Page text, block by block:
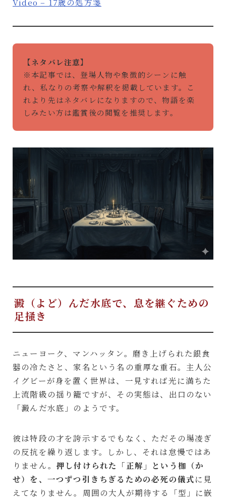
【ネタバレ注意】
※本記事では、登場人物や象徴的シーンに触
れ、私なりの考察や解釈を掲載しています。こ
れより先はネタバレになりますので、物語を楽
しみたい方は鑑賞後の閲覧を推奨します。
澱（よど）んだ水底で、息を継ぐための
足掻き
ニューヨーク、マンハッタン。磨き上げられた銀食
器の冷たさと、家名という名の重厚な重石。主人公
イグビーが身を置く世界は、一見すれば光に満ちた
上流階級の揺り籠ですが、その実態は、出口のない
「澱んだ水底」のようです。
彼は特段の才を誇示するでもなく、ただその場凌ぎ
の反抗を繰り返します。しかし、それは怠慢ではあ
りません。 押し付けられた「正解」という枷（か
せ）を、一つずつ引きちぎるための必死の儀式に見
えてなりません。周囲の大人が期待する「型」に嵌